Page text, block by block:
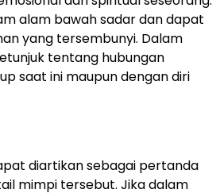
alam bawah sadar dan dapat
yang tersembunyi. Dalam
tentang hubungan
saat ini maupun dengan diri
diartikan sebagai pertanda
mimpi tersebut. Jika dalam